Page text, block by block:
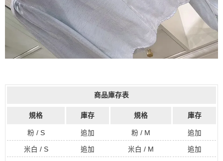
商品庫存表
規格 庫存 規格 庫存
粉 / S 追加 粉 / M 追加
米白 / S 追加 米白 / M 追加